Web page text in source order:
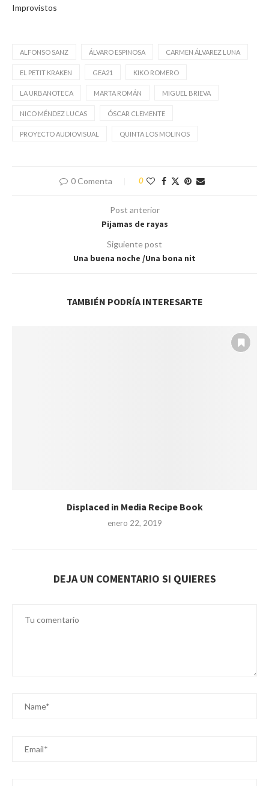
Improvistos
ALFONSO SANZ ÁLVARO ESPINOSA CARMEN ÁLVAREZ LUNA
EL PETIT KRAKEN GEA21 KIKO ROMERO
LA URBANOTECA MARTA ROMÁN MIGUEL BRIEVA
NICO MÉNDEZ LUCAS ÓSCAR CLEMENTE
PROYECTO AUDIOVISUAL QUINTA LOS MOLINOS
0 Comenta 0
Post anterior
Pijamas de rayas
Siguiente post
Una buena noche /Una bona nit
TAMBIÉN PODRÍA INTERESARTE
Displaced in Media Recipe Book
enero 22, 2019
DEJA UN COMENTARIO SI QUIERES